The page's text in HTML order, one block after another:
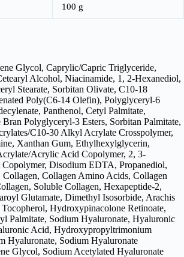
100 g
Glycol, Caprylic/Capric Triglyceride,
Alcohol, Niacinamide, 1, 2-Hexanediol,
Stearate, Sorbitan Olivate, C10-18
Poly(C6-14 Olefin), Polyglyceryl-6
Panthenol, Cetyl Palmitate,
Polyglyceryl-3 Esters, Sorbitan Palmitate,
C10-30 Alkyl Acrylate Crosspolymer,
Xanthan Gum, Ethylhexylglycerin,
Acrylic Acid Copolymer, 2, 3-
Disodium EDTA, Propanediol,
Collagen Amino Acids, Collagen
Soluble Collagen, Hexapeptide-2,
Glutamate, Dimethyl Isosorbide, Arachis
Hydroxypinacolone Retinoate,
Palmitate, Sodium Hyaluronate, Hyaluronic
Acid, Hydroxypropyltrimonium
Hyaluronate, Sodium Hyaluronate
Glycol, Sodium Acetylated Hyaluronate